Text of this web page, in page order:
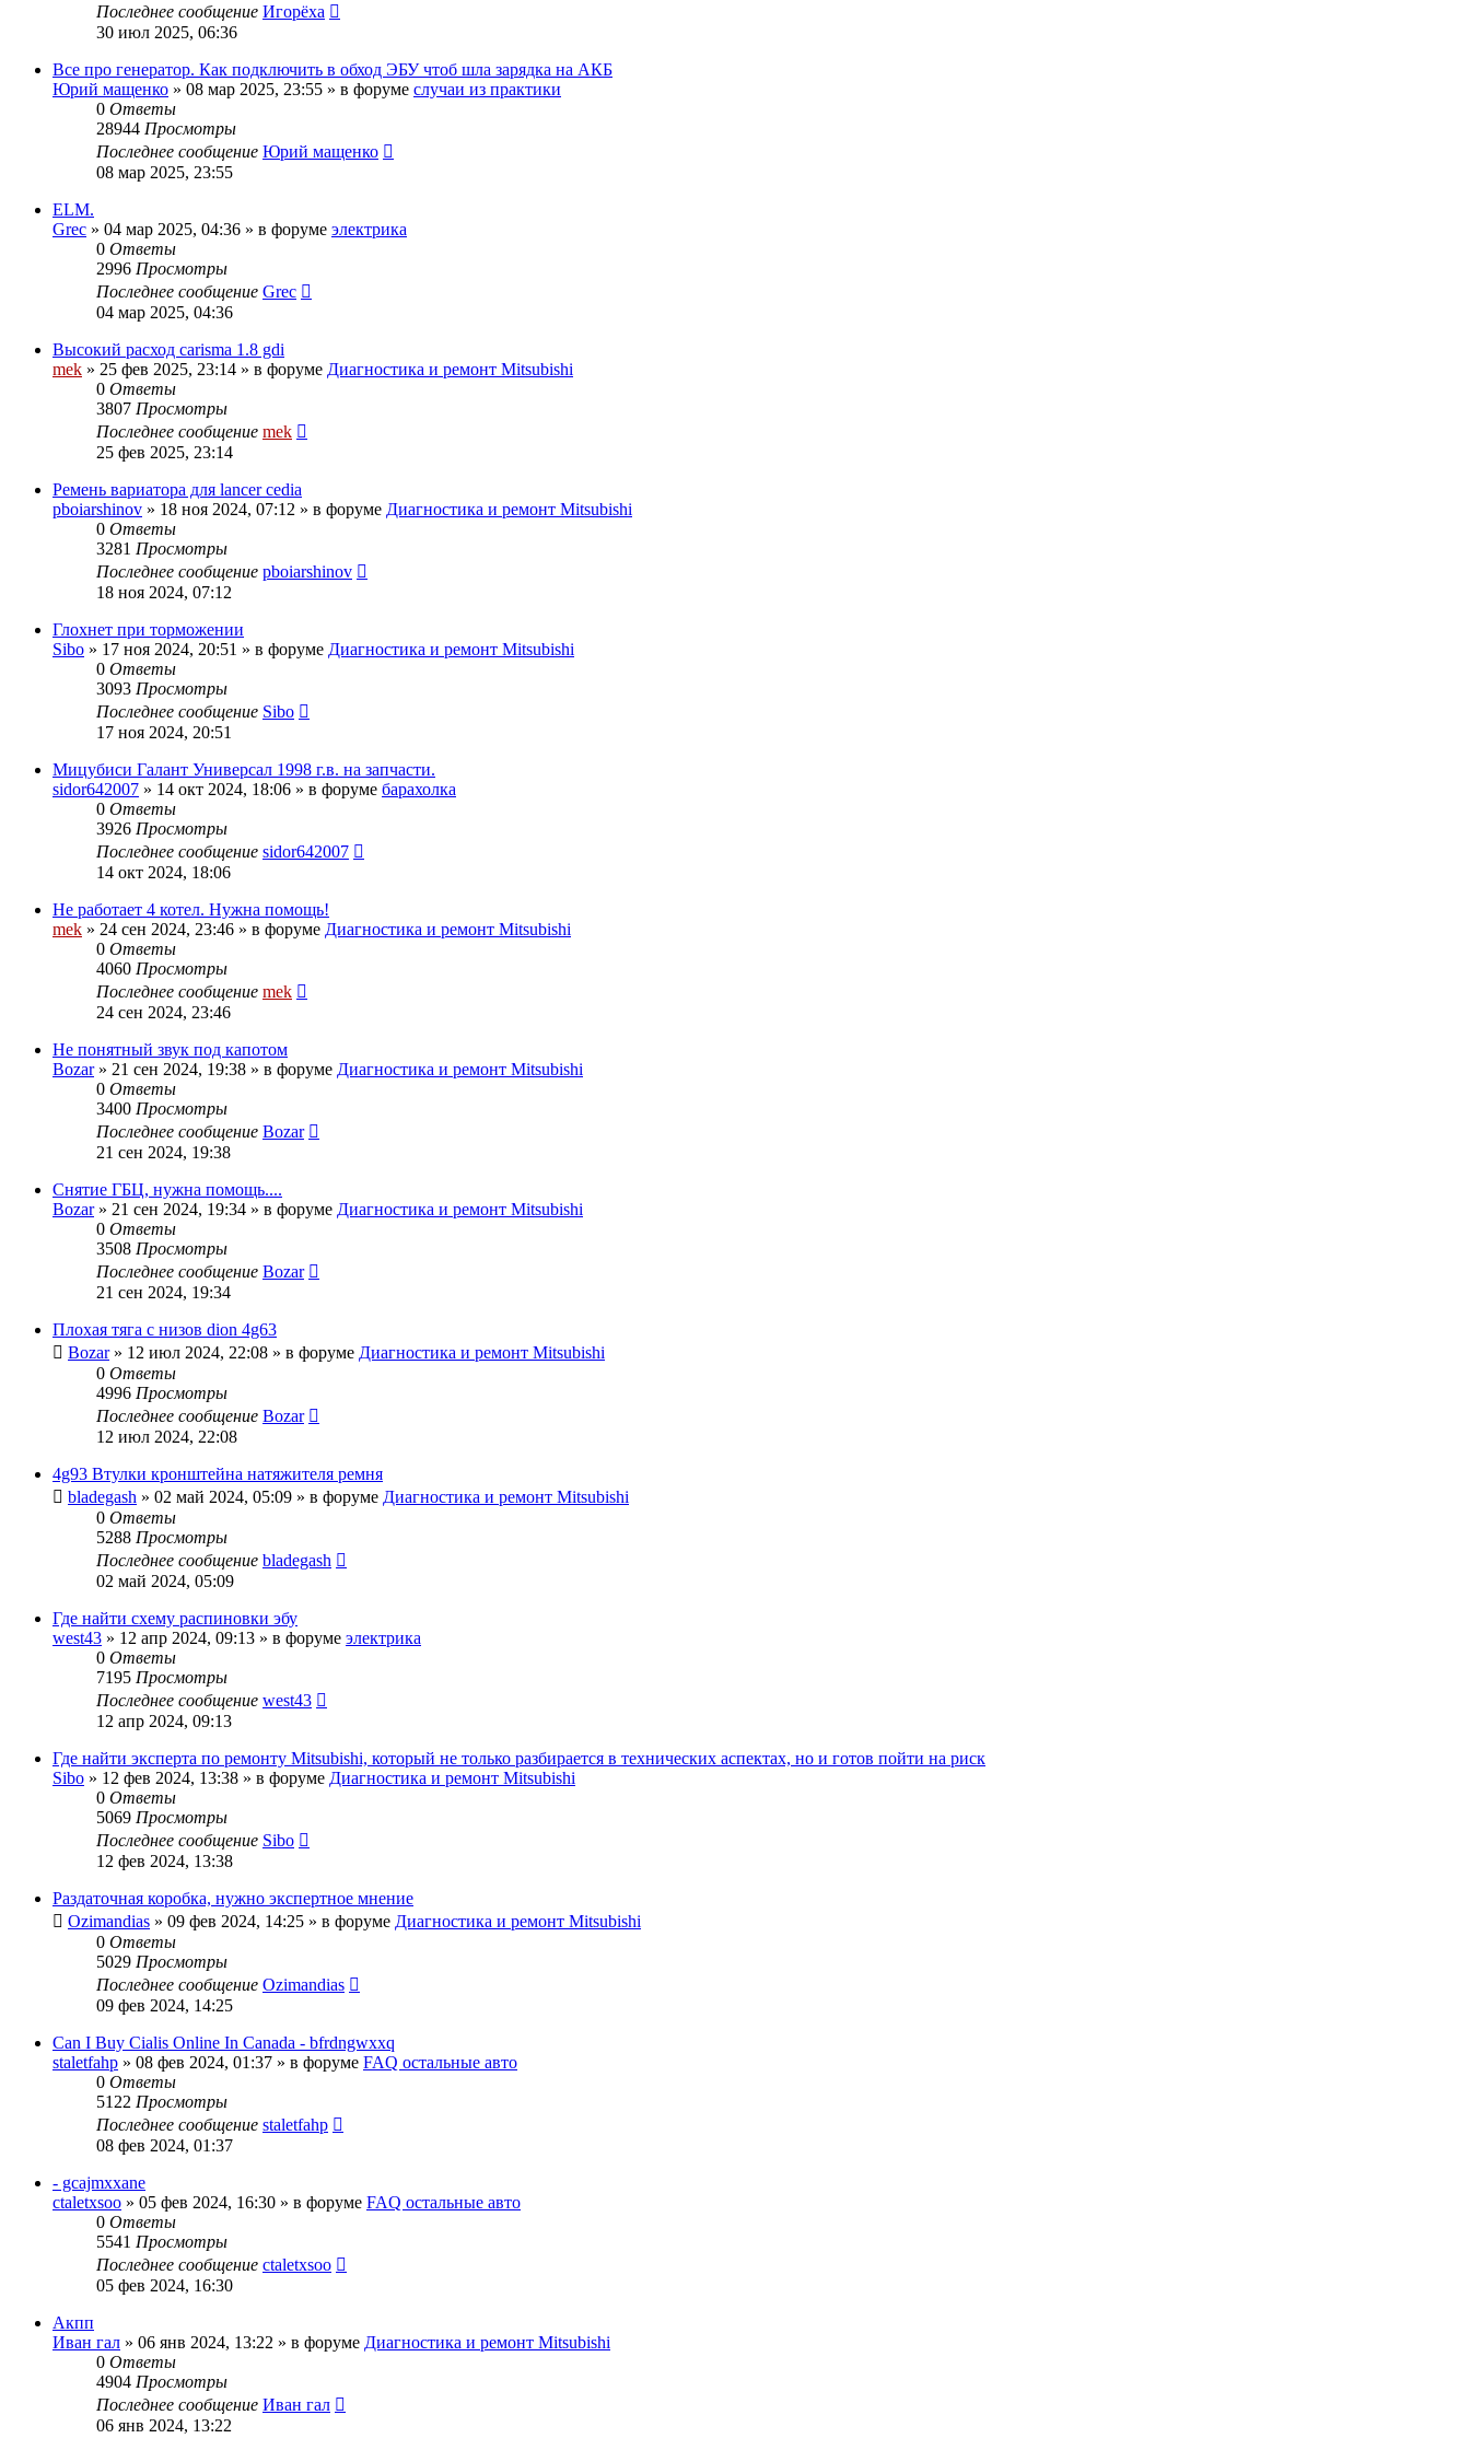
Последнее сообщение Игорёха
30 июл 2025, 06:36
Все про генератор. Как подключить в обход ЭБУ чтоб шла зарядка на АКБ
Юрий мащенко » 08 мар 2025, 23:55 » в форуме случаи из практики
0 Ответы
28944 Просмотры
Последнее сообщение Юрий мащенко
08 мар 2025, 23:55
ELM.
Grec » 04 мар 2025, 04:36 » в форуме электрика
0 Ответы
2996 Просмотры
Последнее сообщение Grec
04 мар 2025, 04:36
Высокий расход carisma 1.8 gdi
mek » 25 фев 2025, 23:14 » в форуме Диагностика и ремонт Mitsubishi
0 Ответы
3807 Просмотры
Последнее сообщение mek
25 фев 2025, 23:14
Ремень вариатора для lancer cedia
pboiarshinov » 18 ноя 2024, 07:12 » в форуме Диагностика и ремонт Mitsubishi
0 Ответы
3281 Просмотры
Последнее сообщение pboiarshinov
18 ноя 2024, 07:12
Глохнет при торможении
Sibo » 17 ноя 2024, 20:51 » в форуме Диагностика и ремонт Mitsubishi
0 Ответы
3093 Просмотры
Последнее сообщение Sibo
17 ноя 2024, 20:51
Мицубиси Галант Универсал 1998 г.в. на запчасти.
sidor642007 » 14 окт 2024, 18:06 » в форуме барахолка
0 Ответы
3926 Просмотры
Последнее сообщение sidor642007
14 окт 2024, 18:06
Не работает 4 котел. Нужна помощь!
mek » 24 сен 2024, 23:46 » в форуме Диагностика и ремонт Mitsubishi
0 Ответы
4060 Просмотры
Последнее сообщение mek
24 сен 2024, 23:46
Не понятный звук под капотом
Bozar» 21 сен 2024, 19:38 » в форуме Диагностика и ремонт Mitsubishi
0 Ответы
3400 Просмотры
Последнее сообщение Bozar
21 сен 2024, 19:38
Снятие ГБЦ, нужна помощь....
Bozar» 21 сен 2024, 19:34 » в форуме Диагностика и ремонт Mitsubishi
0 Ответы
3508 Просмотры
Последнее сообщение Bozar
21 сен 2024, 19:34
Плохая тяга с низов dion 4g63
Bozar» 12 июл 2024, 22:08 » в форуме Диагностика и ремонт Mitsubishi
0 Ответы
4996 Просмотры
Последнее сообщение Bozar
12 июл 2024, 22:08
4g93 Втулки кронштейна натяжителя ремня
bladegash » 02 май 2024, 05:09 » в форуме Диагностика и ремонт Mitsubishi
0 Ответы
5288 Просмотры
Последнее сообщение bladegash
02 май 2024, 05:09
Где найти схему распиновки эбу
west43 » 12 апр 2024, 09:13 » в форуме электрика
0 Ответы
7195 Просмотры
Последнее сообщение west43
12 апр 2024, 09:13
Где найти эксперта по ремонту Mitsubishi, который не только разбирается в технических аспектах, но и готов пойти на риск
Sibo » 12 фев 2024, 13:38 » в форуме Диагностика и ремонт Mitsubishi
0 Ответы
5069 Просмотры
Последнее сообщение Sibo
12 фев 2024, 13:38
Раздаточная коробка, нужно экспертное мнение
Ozimandias » 09 фев 2024, 14:25 » в форуме Диагностика и ремонт Mitsubishi
0 Ответы
5029 Просмотры
Последнее сообщение Ozimandias
09 фев 2024, 14:25
Can I Buy Cialis Online In Canada - bfrdngwxxq
staletfahp » 08 фев 2024, 01:37 » в форуме FAQ остальные авто
0 Ответы
5122 Просмотры
Последнее сообщение staletfahp
08 фев 2024, 01:37
- gcajmxxane
ctaletxsoo » 05 фев 2024, 16:30 » в форуме FAQ остальные авто
0 Ответы
5541 Просмотры
Последнее сообщение ctaletxsoo
05 фев 2024, 16:30
Акпп
Иван гал » 06 янв 2024, 13:22 » в форуме Диагностика и ремонт Mitsubishi
0 Ответы
4904 Просмотры
Последнее сообщение Иван гал
06 янв 2024, 13:22